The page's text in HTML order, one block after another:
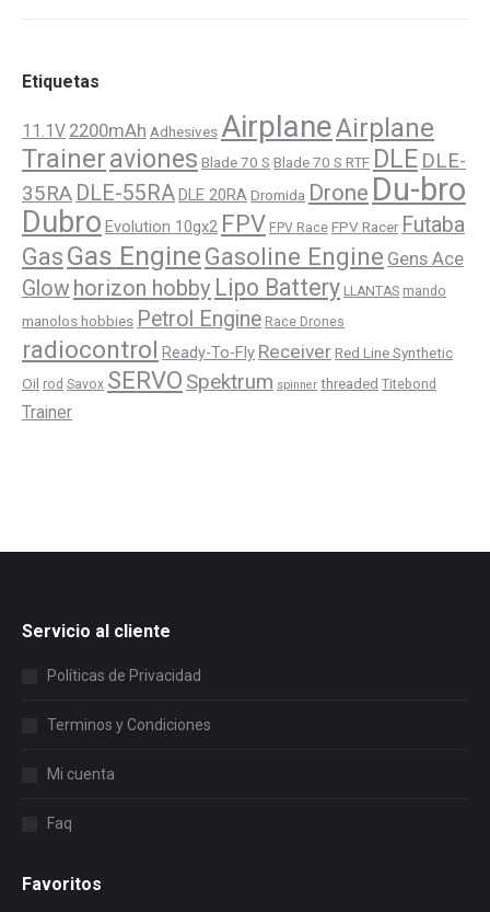
Etiquetas
11.1V 2200mAh Adhesives AirplaneAirplane
Traineraviones Blade 70 S Blade 70 S RTF DLE DLE-
35RA DLE-55RADLE 20RADromida Drone Du-bro
Dubro Evolution 10gx2 FPV FPV Race FPV Racer Futaba
Gas Gas EngineGasoline Engine Gens Ace
Glow horizon hobby Lipo Battery LLANTAS mando
manolos hobbies Petrol Engine Race Drones
radiocontrol Ready-To-Fly ReceiverRed Line Synthetic
Oil rod Savox SERVO Spektrum spinner threaded Titebond
Trainer
Servicio al cliente
Políticas de Privacidad
Terminos y Condiciones
Mi cuenta
Faq
Favoritos